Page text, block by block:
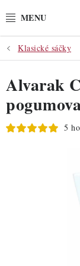
na
POTŘEBY
POMŮCKY
SUROVINY
Klasické sáčky
Alvarak
5